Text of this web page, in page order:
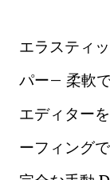
エラスティ
パー– 柔軟
エディター
ーフィング